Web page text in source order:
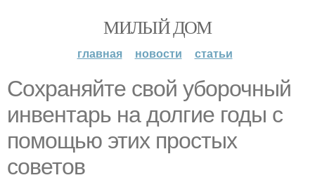
МИЛЫЙ ДОМ
главная новости статьи
Сохраняйте свой уборочный
инвентарь на долгие годы с
помощью этих простых
советов